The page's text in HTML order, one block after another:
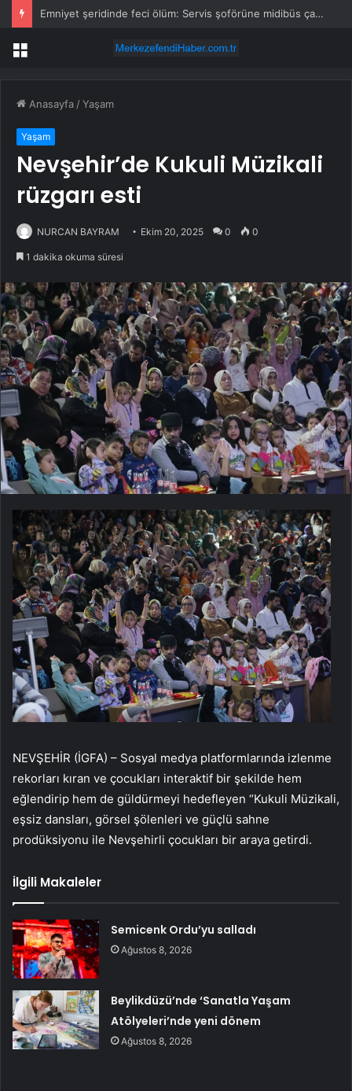
İstanbul’da trafik var mı? SON DAKİKA! 24 Temmuz Cuma hangi ilçelerde trafik var, hangi yollar kapalı?
Menü
Anasayfa /Yaşam
Yaşam
Nevşehir’de Kukuli Müzikali
rüzgarı esti
NURCAN BAYRAM Ekim 20, 2025 0 0
1 dakika okuma süresi
NEVŞEHİR (İGFA) – Sosyal medya platformlarında izlenme
rekorları kıran ve çocukları interaktif bir şekilde hem
eğlendirip hem de güldürmeyi hedefleyen “Kukuli Müzikali,
eşsiz dansları, görsel şölenleri ve güçlü sahne
prodüksiyonu ile Nevşehirli çocukları bir araya getirdi.
İlgili Makaleler
Semicenk Ordu’yu salladı
Ağustos 8, 2026
Beylikdüzü’nde ‘Sanatla Yaşam
Atölyeleri’nde yeni dönem
Ağustos 8, 2026